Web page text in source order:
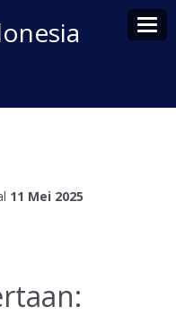
11 Mei 2025